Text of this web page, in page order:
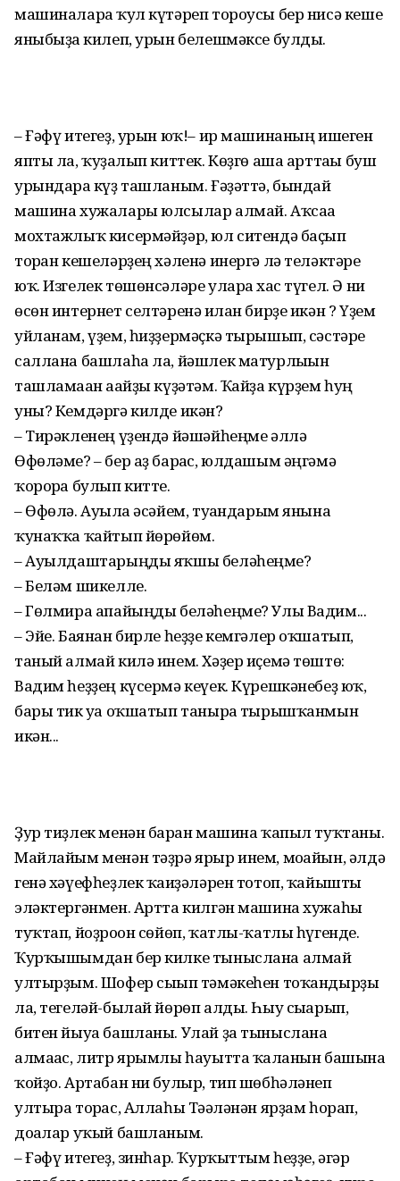
машиналарға ҡул күтәреп тороу­сы бер нисә кеше
яныбыҙға килеп, урын белешмәксе булды.
– Ғәфү итегеҙ, урын юҡ!– ир машинаның ишеген
япты ла, ҡуҙғалып киттек. Көҙгө аша арттағы буш
урындарға күҙ ташланым. Ғәҙәттә, бындай
машина хужалары юлсылар алмай. Аҡсаға
мохтажлыҡ кисермәйҙәр, юл ситендә баҫып
торған кешеләрҙең хәленә инергә лә теләктәре
юҡ. Изгелек төшөнсәләре уларға хас түгел. Ә ни
өсөн интернет селтәренә иғлан бирҙе икән ? Үҙем
уйланам, үҙем, һиҙҙермәҫкә тырышып, сәстәре
саллана башлаһа ла, йәшлек матурлығын
ташламаған ағайҙы күҙәтәм. Ҡайҙа күрҙем һуң
уны? Кемдәргә килде икән?
– Тирәкленең үҙендә йәшәйһеңме әллә
Өфөләме? – бер аҙ барғас, юлдашым әңгәмә
ҡорорға булып китте.
– Өфөлә. Ауылға әсәйем, туғандарым янына
ҡунаҡҡа ҡайтып йөрөйөм.
– Ауылдаштарыңды яҡшы беләһеңме?
– Беләм шикелле.
– Гөлмира апайыңды беләһеңме? Улы Вадим...
– Эйе. Баянан бирле һеҙҙе кемгәлер оҡшатып,
таный алмай килә инем. Хәҙер иҫемә төштө:
Вадим һеҙҙең күсермә кеүек. Күрешкәнебеҙ юҡ,
бары тик уға оҡшатып танырға тырышҡанмын
икән...
Ҙур тиҙлек менән барған машина ҡапыл туҡтаны.
Майлайым менән тәҙрә ярыр инем, моғайын, әлдә
генә хәүефһеҙлек ҡағиҙәләрен тотоп, ҡайышты
эләк­тергәнмен. Артта килгән машина хужаһы
туҡтап, йоҙроғон сөйөп, ҡатлы-ҡатлы һүгенде.
Ҡурҡышымдан бер килке тыныслана алмай
ултырҙым. Шофер сығып тәмәкеһен тоҡандырҙы
ла, тегеләй-былай йөрөп алды. Һыу сығарып,
битен йыуа башланы. Улай ҙа тыныслана
алмағас, литр ярымлы һауытта ҡалғанын башына
ҡойҙо. Артабан ни булыр, тип шөбһәләнеп
ултыра торғас, Аллаһы Тәғәләнән ярҙам һорап,
доғалар уҡый башланым.
– Ғәфү итегеҙ, зинһар. Ҡурҡыттым һеҙҙе, әгәр